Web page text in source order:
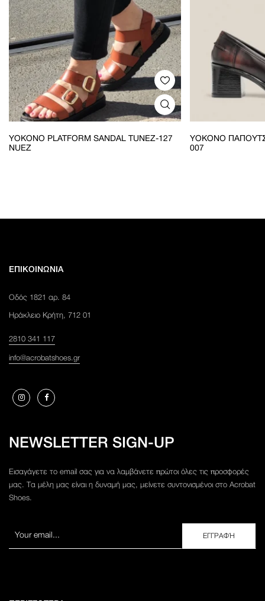
YOKONO PLATFORM SANDAL TUNEZ-127
NUEZ
YOKONO
007
ΕΠΙΚΟΙΝΩΝΊΑ
Οδός 1821 αρ. 84
Ηράκλειο Κρήτη, 712 01
2810 341 117
info@acrobatshoes.gr
NEWSLETTER SIGN-UP
Εισαγάγετε το email σας για να λαμβάνετε πρώτοι όλες τις προσφορές
μας. Τα μέλη μας είναι η δυναμή μας, μείνετε συντονισμένοι στο Acrobat
Shoes.